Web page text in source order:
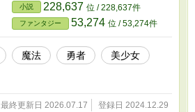
小説 228,637 位 / 228,637件
ファンタジー 53,274 位 / 53,274件
魔法 勇者
美少女
最終更新日 2026.07.17 登録日 2024.12.29